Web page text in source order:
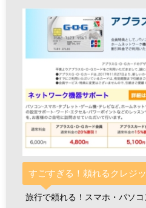
すごすぎる！頼れるクレジ
旅行で頼れる！スマホ・パソ